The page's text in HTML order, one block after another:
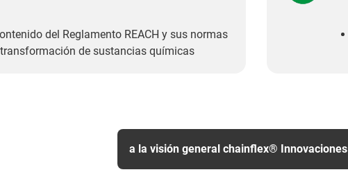
del Reglamento REACH y sus normas
de sustancias químicas
a la visión general chainflex® Innovaciones